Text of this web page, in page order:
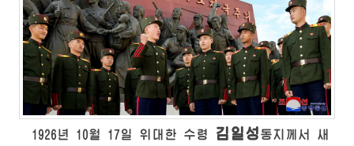
1926년 10월 17일 위대한 수령 김일성동지께서 새